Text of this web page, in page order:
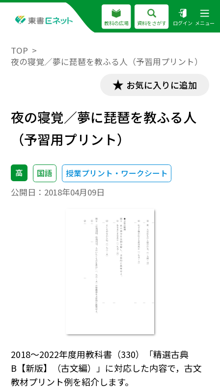
教科の広場 資料をさがす ログイン メニュー
TOP
夜の寝覚／夢に琵琶を教ふる人（予習用プリント）
お気に入りに追加
夜の寝覚／夢に琵琶を教ふる人
（予習用プリント）
高 国語 授業プリント・ワークシート
公開日： 2018年04月09日
2018～2022年度用教科書（330）「精選古典
B【新版】（古文編）」に対応した内容で，古文
教材プリント例を紹介します。